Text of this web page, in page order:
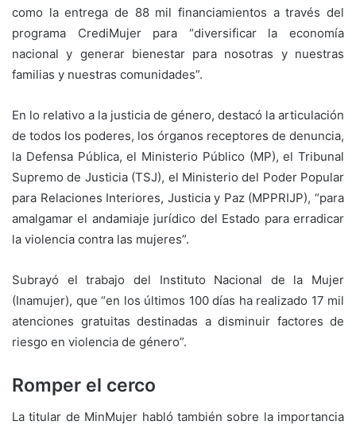
como la entrega de 88 mil financiamientos a través del
programa CrediMujer para “diversificar la economía
nacional y generar bienestar para nosotras y nuestras
familias y nuestras comunidades”.
En lo relativo a la justicia de género, destacó la articulación
de todos los poderes, los órganos receptores de denuncia,
la Defensa Pública, el Ministerio Público (MP), el Tribunal
Supremo de Justicia (TSJ), el Ministerio del Poder Popular
para Relaciones Interiores, Justicia y Paz (MPPRIJP), “para
amalgamar el andamiaje jurídico del Estado para erradicar
la violencia contra las mujeres”.
Subrayó el trabajo del Instituto Nacional de la Mujer
(Inamujer), que “en los últimos 100 días ha realizado 17 mil
atenciones gratuitas destinadas a disminuir factores de
riesgo en violencia de género”.
Romper el cerco
La titular de MinMujer habló también sobre la importancia